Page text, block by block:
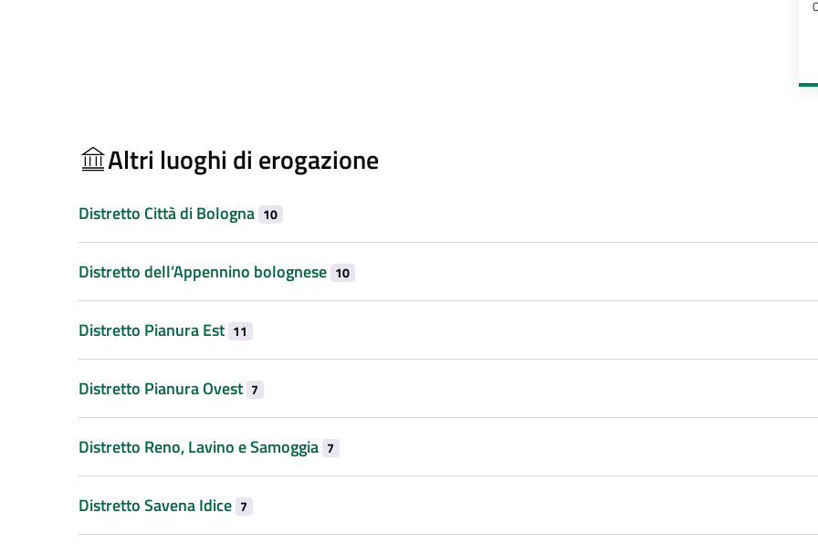
Altri luoghi di erogazione
Distretto Città di Bologna 10
Distretto dell’Appennino bolognese 10
Distretto Pianura Est 11
Distretto Pianura Ovest 7
Distretto Reno, Lavino e Samoggia 7
Distretto Savena Idice 7